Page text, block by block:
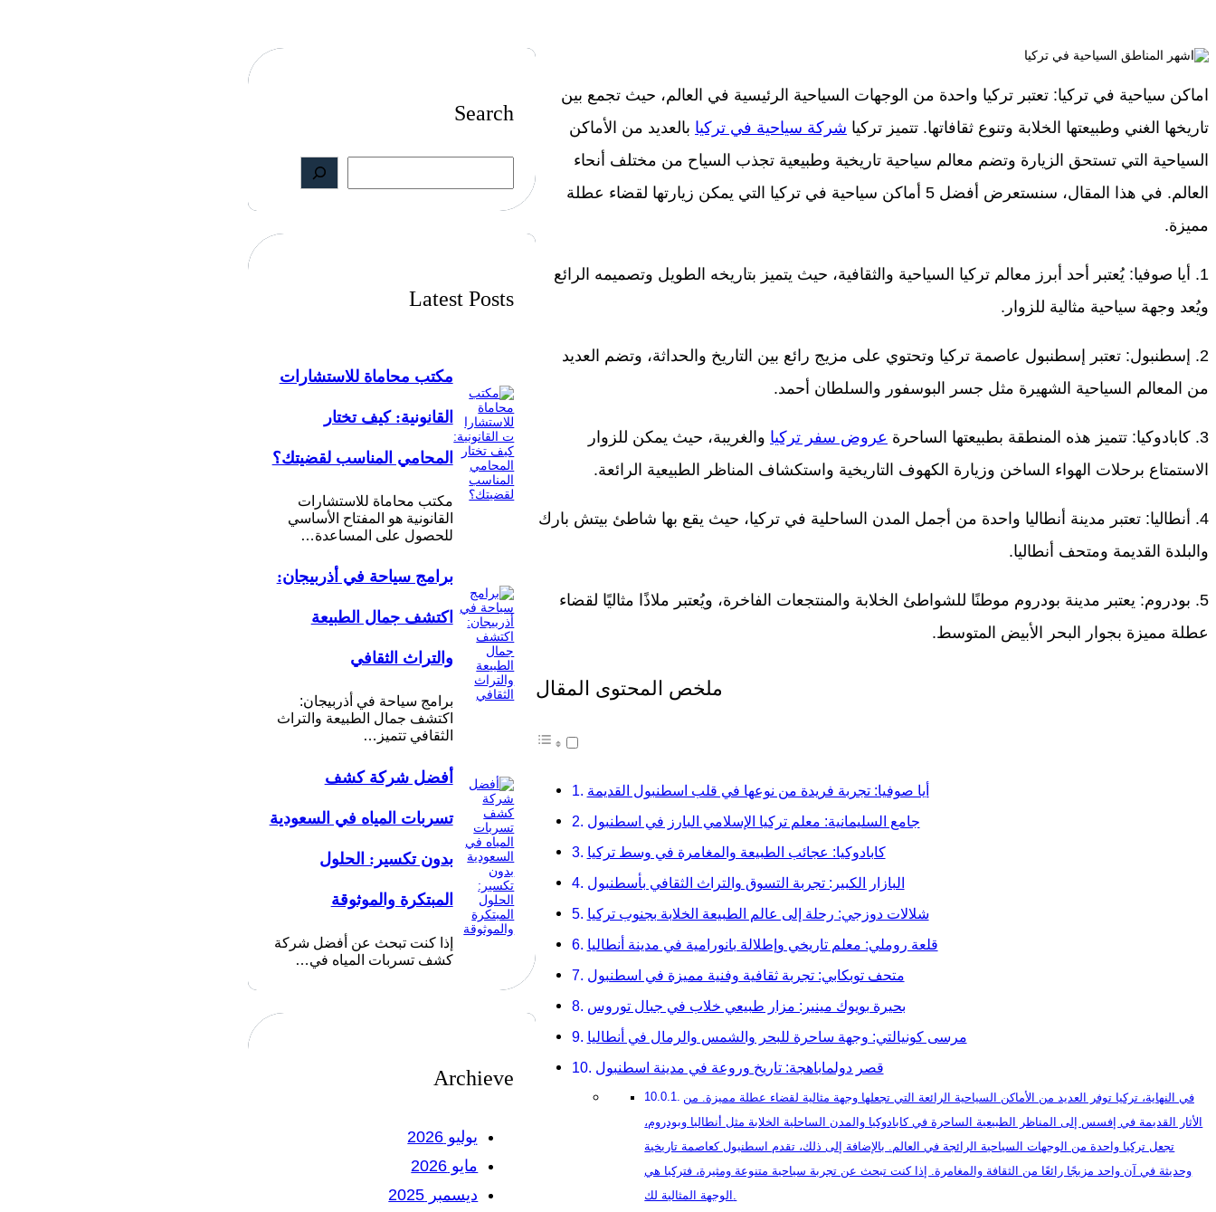
اماكن سياحية في تركيا: تعتبر تركيا واحدة من الوجهات السياحية الرئيسية في العالم، حيث تجمع بين
تاريخها الغني وطبيعتها الخلابة وتنوع ثقافاتها. تتميز تركيا شركة سياحية في تركيا بالعديد من الأماكن
السياحية التي تستحق الزيارة وتضم معالم سياحية تاريخية وطبيعية تجذب السياح من مختلف أنحاء
العالم. في هذا المقال، سنستعرض أفضل 5 أماكن سياحية في تركيا التي يمكن زيارتها لقضاء عطلة
مميزة.
1. أيا صوفيا: يُعتبر أحد أبرز معالم تركيا السياحية والثقافية، حيث يتميز بتاريخه الطويل وتصميمه الرائع
ويُعد وجهة سياحية مثالية للزوار.
2. إسطنبول: تعتبر إسطنبول عاصمة تركيا وتحتوي على مزيج رائع بين التاريخ والحداثة، وتضم العديد
من المعالم السياحية الشهيرة مثل جسر البوسفور والسلطان أحمد.
3. كابادوكيا: تتميز هذه المنطقة بطبيعتها الساحرة عروض سفر تركيا والغريبة، حيث يمكن للزوار
الاستمتاع برحلات الهواء الساخن وزيارة الكهوف التاريخية واستكشاف المناظر الطبيعية الرائعة.
4. أنطاليا: تعتبر مدينة أنطاليا واحدة من أجمل المدن الساحلية في تركيا، حيث يقع بها شاطئ بيتش بارك
والبلدة القديمة ومتحف أنطاليا.
5. بودروم: يعتبر مدينة بودروم موطنًا للشواطئ الخلابة والمنتجعات الفاخرة، ويُعتبر ملاذًا مثاليًا لقضاء
عطلة مميزة بجوار البحر الأبيض المتوسط.
ملخص المحتوى المقال
أيا صوفيا: تجربة فريدة من نوعها في قلب اسطنبول القديمة
جامع السليمانية: معلم تركيا الإسلامي البارز في اسطنبول
كابادوكيا: عجائب الطبيعة والمغامرة في وسط تركيا
البازار الكبير: تجربة التسوق والتراث الثقافي بأسطنبول
شلالات دوزجي: رحلة إلى عالم الطبيعة الخلابة بجنوب تركيا
قلعة روملي: معلم تاريخي وإطلالة بانورامية في مدينة أنطاليا
متحف توبكابي: تجربة ثقافية وفنية مميزة في اسطنبول
بحيرة بويوك مينير: مزار طبيعي خلاب في جبال توروس
مرسى كونيالتي: وجهة ساحرة للبحر والشمس والرمال في أنطاليا
قصر دولماباهجة: تاريخ وروعة في مدينة اسطنبول
في النهاية، تركيا توفر العديد من الأماكن السياحية الرائعة التي تجعلها وجهة مثالية لقضاء عطلة مميزة. من
الأثار القديمة في إفسس إلى المناظر الطبيعية الساحرة في كابادوكيا والمدن الساحلية الخلابة مثل أنطاليا وبودروم،
تجعل تركيا واحدة من الوجهات السياحية الرائجة في العالم. بالإضافة إلى ذلك، تقدم اسطنبول كعاصمة تاريخية
وحديثة في آن واحد مزيجًا رائعًا من الثقافة والمغامرة. إذا كنت تبحث عن تجربة سياحية متنوعة ومثيرة، فتركيا هي
الوجهة المثالية لك.
Search
a
r
Latest Posts
مكتب محاماة للاستشارات
القانونية: كيف تختار
المحامي المناسب لقضيتك؟
مكتب محاماة للاستشارات
القانونية هو المفتاح الأساسي
للحصول على المساعدة…
برامج سياحة في أذربيجان:
اكتشف جمال الطبيعة
والتراث الثقافي
برامج سياحة في أذربيجان:
اكتشف جمال الطبيعة والتراث
الثقافي تتميز…
أفضل شركة كشف
تسربات المياه في السعودية
بدون تكسير: الحلول
المبتكرة والموثوقة
إذا كنت تبحث عن أفضل شركة
كشف تسربات المياه في…
Archieve
يوليو 2026
مايو 2026
ديسمبر 2025